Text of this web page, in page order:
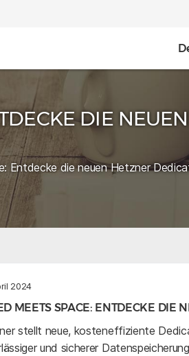
DIE
Entdecke die neuen Hetzner
2024
MEETS SPACE: ENTDECKE DIE
stellt neue, kosteneffiziente
und sicherer